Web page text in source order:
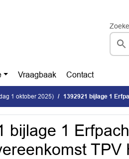
Vraagbaak Contact
1 oktober 2025) 1392921 bijlage 1
bijlage 1
TPV